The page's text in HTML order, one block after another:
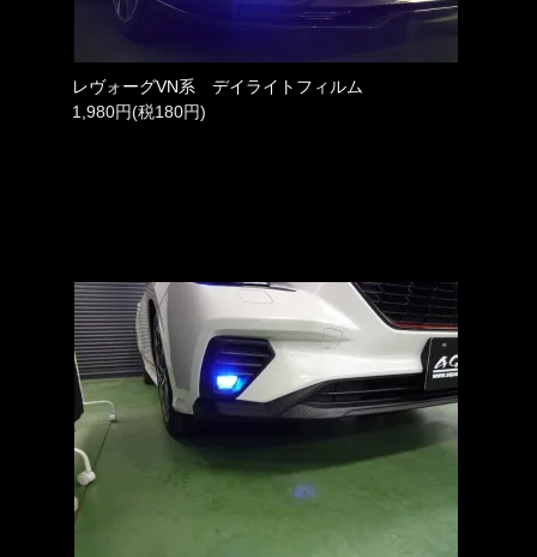
レヴォーグVN系 デイライトフィルム
1,980円(税180円)